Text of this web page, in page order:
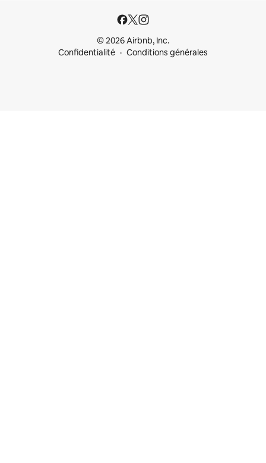
© 2026 Airbnb, Inc.
Confidentialité
Conditions générales